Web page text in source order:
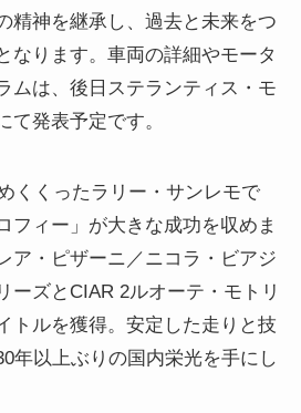
精神を継承し、過去と未来をつ
なります。車両の詳細やモータ
ムは、後日ステランティス・モ
て発表予定です。
くくったラリー・サンレモで
フィー」が大きな成功を収めま
ア・ピザーニ／ニコラ・ビアジ
ーズとCIAR 2ルオーテ・モトリ
トルを獲得。安定した走りと技
年以上ぶりの国内栄光を手にし